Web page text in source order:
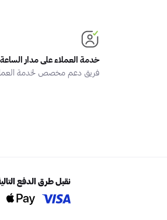
خدمة العملاء على مدار الساعة
فريق دعم مخصص لخدمة العملاء
نقبل طرق الدفع